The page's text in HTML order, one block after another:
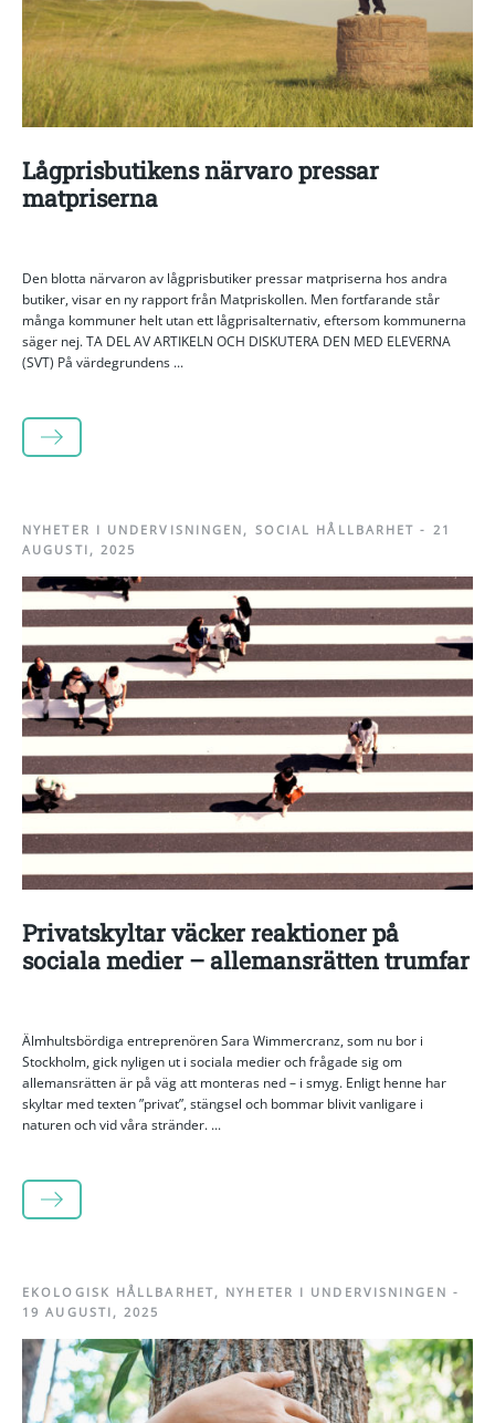
Lågprisbutikens närvaro pressar
matpriserna
Den blotta närvaron av lågprisbutiker pressar matpriserna hos andra
butiker, visar en ny rapport från Matpriskollen. Men fortfarande står
många kommuner helt utan ett lågprisalternativ, eftersom kommunerna
säger nej. TA DEL AV ARTIKELN OCH DISKUTERA DEN MED ELEVERNA
(SVT) På värdegrundens ...
LÄS MER
NYHETER I UNDERVISNINGEN , SOCIAL HÅLLBARHET - 21
AUGUSTI, 2025
Privatskyltar väcker reaktioner på
sociala medier – allemansrätten trumfar
Älmhultsbördiga entreprenören Sara Wimmercranz, som nu bor i
Stockholm, gick nyligen ut i sociala medier och frågade sig om
allemansrätten är på väg att monteras ned – i smyg. Enligt henne har
skyltar med texten ”privat”, stängsel och bommar blivit vanligare i
naturen och vid våra stränder. ...
LÄS MER
EKOLOGISK HÅLLBARHET, NYHETER I UNDERVISNINGEN -
19 AUGUSTI, 2025